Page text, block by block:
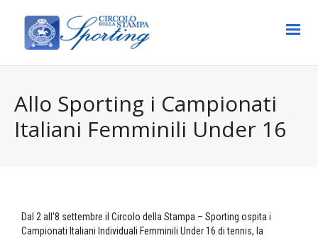
Allo Sporting i Campionati
Italiani Femminili Under 16
Dal 2 all’8 settembre il Circolo della Stampa – Sporting ospita i
Campionati Italiani Individuali Femminili Under 16 di tennis, la